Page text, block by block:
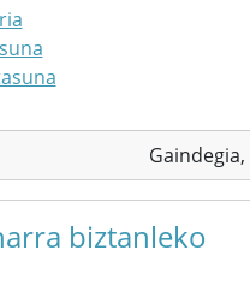
Gaindegia,
biztanleko